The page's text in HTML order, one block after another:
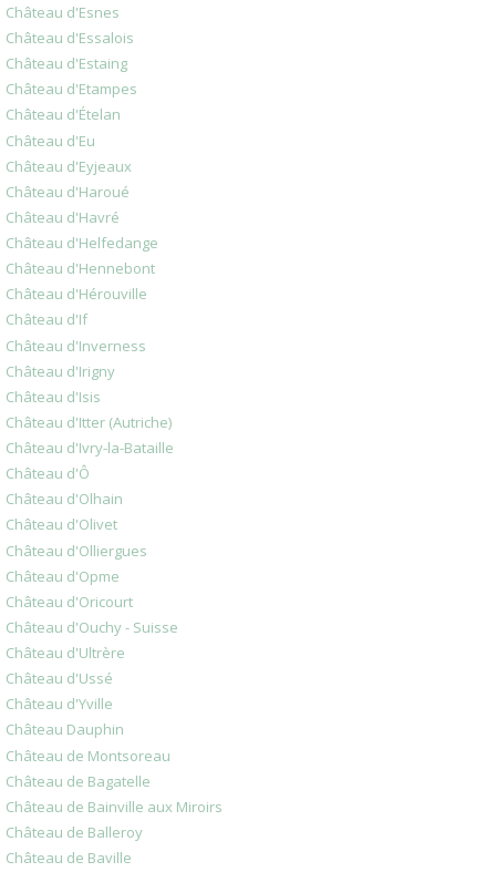
Château d'Esnes
Château d'Essalois
Château d'Estaing
Château d'Etampes
Château d'Ételan
Château d'Eu
Château d'Eyjeaux
Château d'Haroué
Château d'Havré
Château d'Helfedange
Château d'Hennebont
Château d'Hérouville
Château d'If
Château d'Inverness
Château d'Irigny
Château d'Isis
Château d'Itter (Autriche)
Château d'Ivry-la-Bataille
Château d'Ô
Château d'Olhain
Château d'Olivet
Château d'Olliergues
Château d'Opme
Château d'Oricourt
Château d'Ouchy - Suisse
Château d'Ultrère
Château d'Ussé
Château d'Yville
Château Dauphin
Château de Montsoreau
Château de Bagatelle
Château de Bainville aux Miroirs
Château de Balleroy
Château de Baville